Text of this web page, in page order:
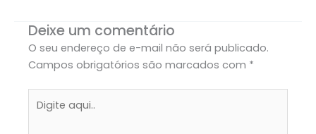
Deixe um comentário
O seu endereço de e-mail não será publicado.
Campos obrigatórios são marcados com *
aqui..